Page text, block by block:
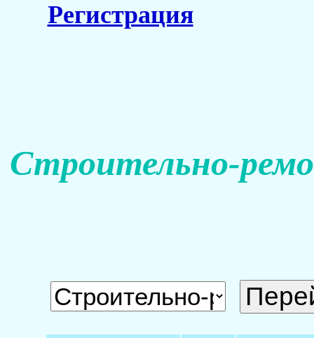
Регистрация
Строительно-